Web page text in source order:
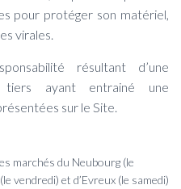
pour protéger son matériel,
virales.
résultant d’une
tiers ayant entrainé une
sur le Site.
marchés du Neubourg (le
vendredi) et d’Evreux (le samedi)